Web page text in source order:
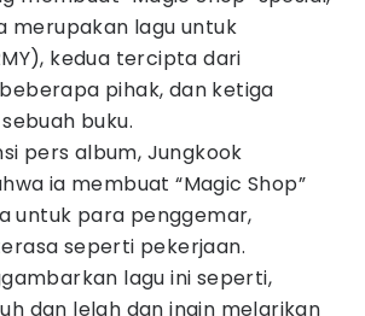
merupakan lagu untuk
kedua tercipta dari
pihak, dan ketiga
buku.
pers album, Jungkook
ia membuat “Magic Shop”
untuk para penggemar,
seperti pekerjaan.
lagu ini seperti,
dan lelah dan ingin melarikan